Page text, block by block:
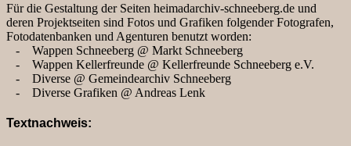
Für die Gestaltung der Seiten heimadarchiv-schneeberg.de und
deren Projektseiten sind Fotos und Grafiken folgender Fotografen,
Fotodatenbanken und Agenturen benutzt worden:
- Wappen Schneeberg @ Markt Schneeberg
- Wappen Kellerfreunde @ Kellerfreunde Schneeberg e.V.
- Diverse @ Gemeindearchiv Schneeberg
- Diverse Grafiken @ Andreas Lenk
Textnachweis: